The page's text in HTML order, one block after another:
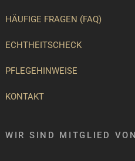
HÄUFIGE FRAGEN (FAQ)
ECHTHEITSCHECK
PFLEGEHINWEISE
KONTAKT
WIR SIND MITGLIED VON